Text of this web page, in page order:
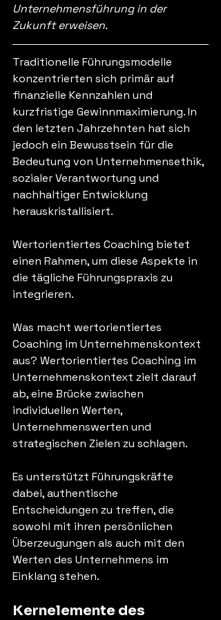
Unternehmensführung in der
Zukunft erweisen.
Traditionelle Führungsmodelle
konzentrierten sich primär auf
finanzielle Kennzahlen und
kurzfristige Gewinnmaximierung. In
den letzten Jahrzehnten hat sich
jedoch ein Bewusstsein für die
Bedeutung von Unternehmensethik,
sozialer Verantwortung und
nachhaltiger Entwicklung
herauskristallisiert.
Wertorientiertes Coaching bietet
einen Rahmen, um diese Aspekte in
die tägliche Führungspraxis zu
integrieren.
Was macht wertorientiertes
Coaching im Unternehmenskontext
aus? Wertorientiertes Coaching im
Unternehmenskontext zielt darauf
ab, eine Brücke zwischen
individuellen Werten,
Unternehmenswerten und
strategischen Zielen zu schlagen.
Es unterstützt Führungskräfte
dabei, authentische
Entscheidungen zu treffen, die
sowohl mit ihren persönlichen
Überzeugungen als auch mit den
Werten des Unternehmens im
Einklang stehen.
Kernelemente des